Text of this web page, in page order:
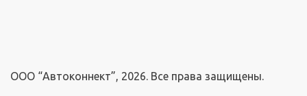
ООО “Автоконнект”, 2026. Все права защищены.